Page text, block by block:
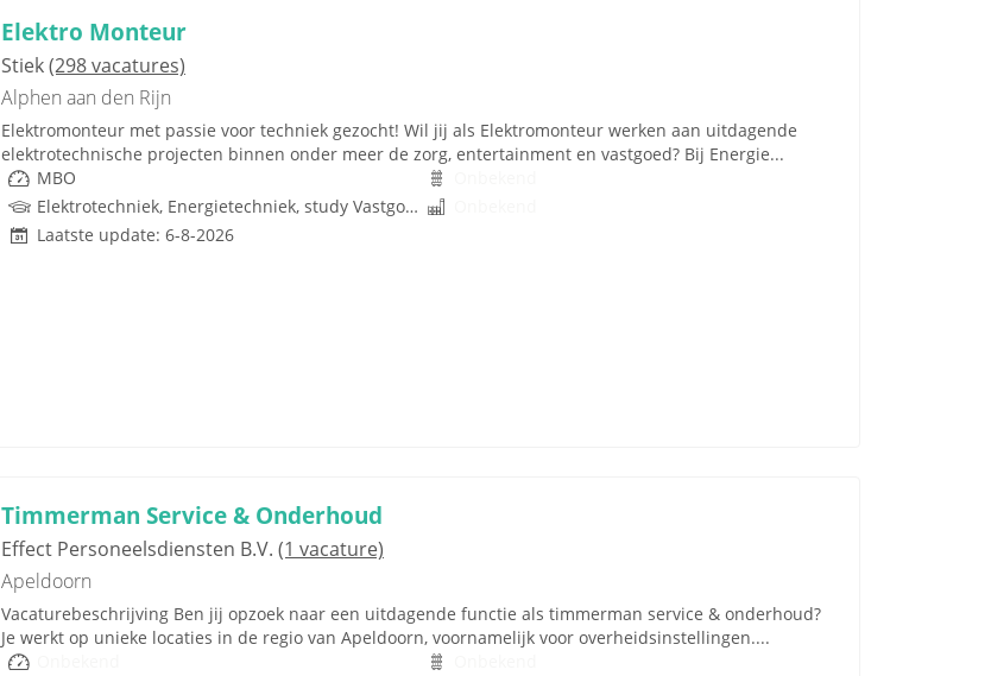
Elektro Monteur
Stiek(298 vacatures)
Alphen aan den Rijn
Elektromonteur met passie voor techniek gezocht! Wil jij als Elektromonteur werken aan uitdagende
elektrotechnische projecten binnen onder meer de zorg, entertainment en vastgoed? Bij Energie...
MBO
Elektrotechniek, Energietechniek, study Vastgoed, Techniek, Rijbewijs
Laatste update: 6-8-2026
Timmerman Service & Onderhoud
Effect Personeelsdiensten B.V. (1 vacature)
Apeldoorn
Vacaturebeschrijving Ben jij opzoek naar een uitdagende functie als timmerman service & onderhoud?
Je werkt op unieke locaties in de regio van Apeldoorn, voornamelijk voor overheidsinstellingen....